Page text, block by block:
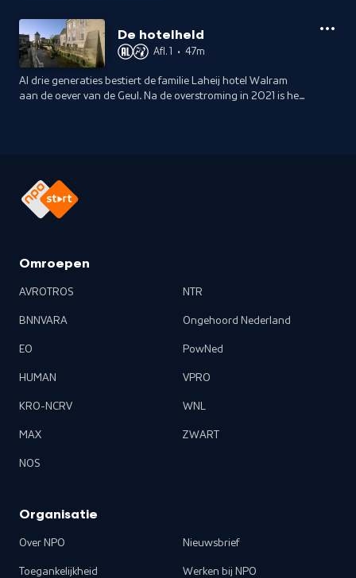
De hotelheld
Afl. 1 • 47m
Al drie generaties bestiert de familie Laheij hotel Walram
aan de oever van de Geul. Na de overstroming in 2021 is het
Omroepen
AVROTROS
BNNVARA
EO
HUMAN
KRO-NCRV
MAX
NOS
NTR
Ongehoord Nederland
PowNed
VPRO
WNL
ZWART
Organisatie
Over NPO
Toegankelijkheid
Nieuwsbrief
Werken bij NPO